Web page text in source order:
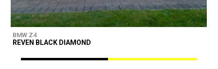
BMW Z4
REVEN BLACK DIAMOND